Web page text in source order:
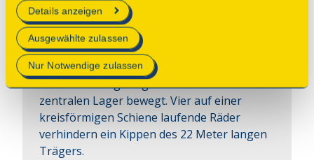
Mehr Informationen finden Sie in unserer
Datenschutzerklärung.
Details anzeigen
Ausgewählte zulassen
Nur Notwendige zulassen
Lastkähnen den Zugang zum Umschlagplatz
am Burgsee zu erleichtern. Noch heute
bewegt ein Wärter die Brücke per Hand
mitttels Kurbel: Der Brückenträger wird aus
seinen Ruhelagern gehoben und auf dem
zentralen Lager bewegt. Vier auf einer
kreisförmigen Schiene laufende Räder
verhindern ein Kippen des 22 Meter langen
Trägers.